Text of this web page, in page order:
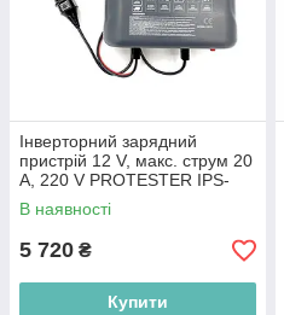
Інверторний зарядний
пристрій 12 V, макс. струм 20
A, 220 V PROTESTER IPS-
2002
В наявності
5 720 ₴
Купити